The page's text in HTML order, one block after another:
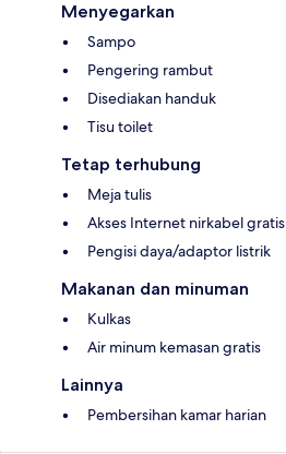
Menyegarkan
Sampo
Pengering rambut
Disediakan handuk
Tisu toilet
Tetap terhubung
Meja tulis
Akses Internet nirkabel gratis
Pengisi daya/adaptor listrik
Makanan dan minuman
Kulkas
Air minum kemasan gratis
Lainnya
Pembersihan kamar harian